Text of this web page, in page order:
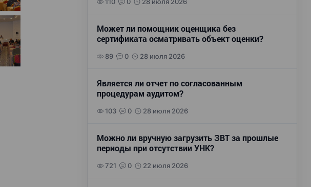
Может ли помощник оценщика без
сертификата осматривать объект оценки?
89 0 28 июля 2026
Является ли отчет по согласованным
процедурам аудитом?
103 0 28 июля 2026
Можно ли вручную загрузить ЗВТ за прошлые
периоды при отсутствии УНК?
721 0 22 июля 2026